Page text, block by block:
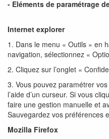
- Eléments de paramétrage
Internet explorer
1. Dans le menu « Outils » en
navigation, sélectionnez «
2. Cliquez sur l’onglet «
3. Vous pouvez paramétrer
l’aide d’un curseur. Si vous
faire une gestion manuelle et
Sauvegardez vos préférences
Mozilla Firefox